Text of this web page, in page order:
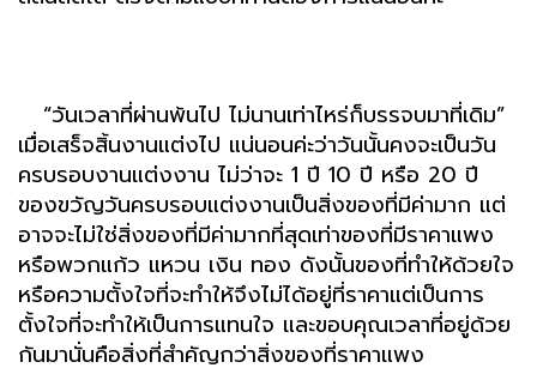
“วันเวลาที่ผ่านพ้นไป ไม่นานเท่าไหร่ก็บรรจบมาที่เดิม”
เมื่อเสร็จสิ้นงานแต่งไป แน่นอนค่ะว่าวันนั้นคงจะเป็นวัน
ครบรอบงานแต่งงาน ไม่ว่าจะ 1 ปี 10 ปี หรือ 20 ปี
ของขวัญวันครบรอบแต่งงานเป็นสิ่งของที่มีค่ามาก แต่
อาจจะไม่ใช่สิ่งของที่มีค่ามากที่สุดเท่าของที่มีราคาแพง
หรือพวกแก้ว แหวน เงิน ทอง ดังนั้นของที่ทำให้ด้วยใจ
หรือความตั้งใจที่จะทำให้จึงไม่ได้อยู่ที่ราคาแต่เป็นการ
ตั้งใจที่จะทำให้เป็นการแทนใจ และขอบคุณเวลาที่อยู่ด้วย
กันมานั่นคือสิ่งที่สำคัญกว่าสิ่งของที่ราคาแพง